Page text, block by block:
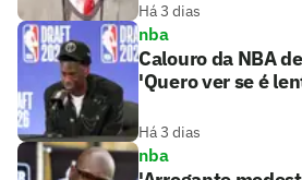
Há 3 dias
nba
Calouro da NBA
'Quero ver se é
Há 3 dias
nba